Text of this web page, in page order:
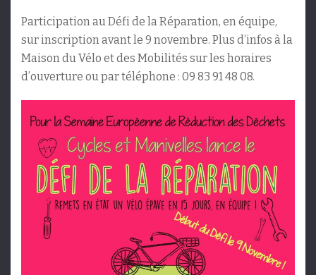
Participation au Défi de la Réparation, en équipe,
sur inscription avant le 9 novembre. Plus d’infos à la
Maison du Vélo et des Mobilités sur les horaires
d’ouverture ou par téléphone : 09 83 91 48 08.